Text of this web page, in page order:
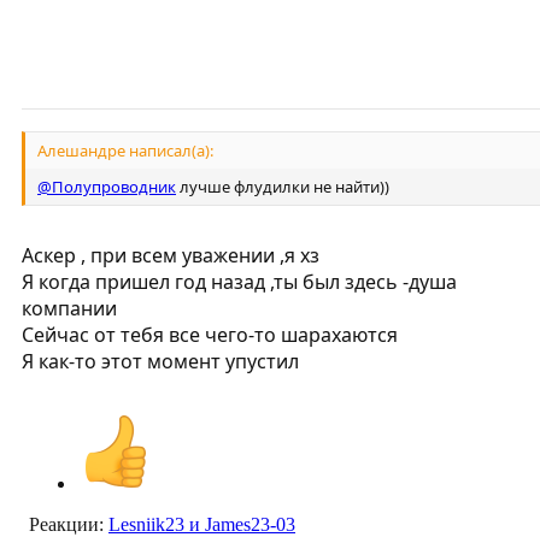
Алешандре написал(а):
@Полупроводниклучше флудилки не найти))
Аскер , при всем уважении ,я хз
Я когда пришел год назад ,ты был здесь -душа
компании
Сейчас от тебя все чего-то шарахаются
Я как-то этот момент упустил
Реакции: Lesniik23 и James23-03